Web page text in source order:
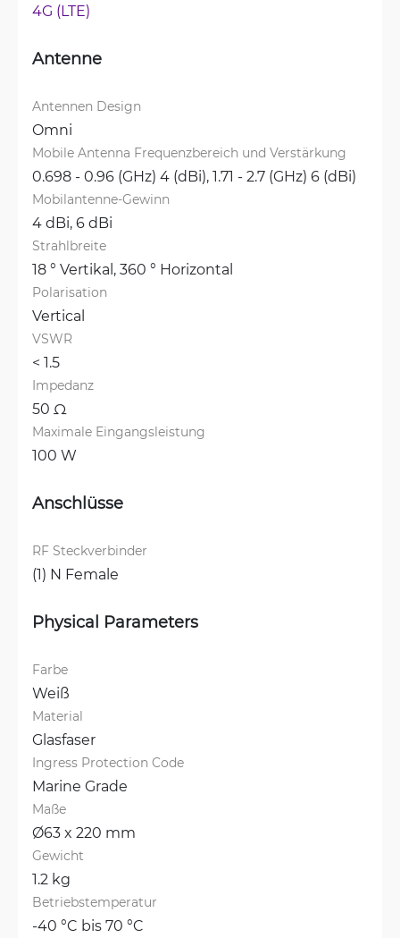
4G (LTE)
Antenne
Antennen Design
Omni
Mobile Antenna Frequenzbereich und Verstärkung
0.698 - 0.96 (GHz) 4 (dBi), 1.71 - 2.7 (GHz) 6 (dBi)
Mobilantenne-Gewinn
4 dBi, 6 dBi
Strahlbreite
18 ° Vertikal, 360 ° Horizontal
Polarisation
Vertical
VSWR
< 1.5
Impedanz
50 Ω
Maximale Eingangsleistung
100 W
Anschlüsse
RF Steckverbinder
(1) N Female
Physical Parameters
Farbe
Weiß
Material
Glasfaser
Ingress Protection Code
Marine Grade
Maße
Ø63 x 220 mm
Gewicht
1.2 kg
Betriebstemperatur
-40 °C bis 70 °C